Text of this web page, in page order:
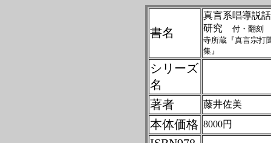
書名
真言系唱導説
研究 付・翻刻
寺所蔵『真言宗打
集』
シリーズ
名
著者
藤井佐美
本体価格 8000円